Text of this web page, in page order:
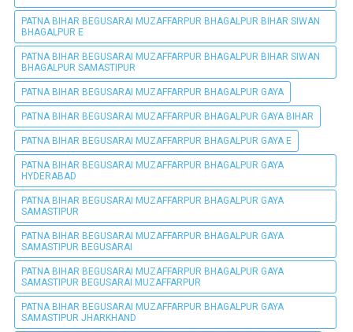
PATNA BIHAR BEGUSARAI MUZAFFARPUR BHAGALPUR BIHAR SIWAN
BHAGALPUR E
PATNA BIHAR BEGUSARAI MUZAFFARPUR BHAGALPUR BIHAR SIWAN
BHAGALPUR SAMASTIPUR
PATNA BIHAR BEGUSARAI MUZAFFARPUR BHAGALPUR GAYA
PATNA BIHAR BEGUSARAI MUZAFFARPUR BHAGALPUR GAYA BIHAR
PATNA BIHAR BEGUSARAI MUZAFFARPUR BHAGALPUR GAYA E
PATNA BIHAR BEGUSARAI MUZAFFARPUR BHAGALPUR GAYA
HYDERABAD
PATNA BIHAR BEGUSARAI MUZAFFARPUR BHAGALPUR GAYA
SAMASTIPUR
PATNA BIHAR BEGUSARAI MUZAFFARPUR BHAGALPUR GAYA
SAMASTIPUR BEGUSARAI
PATNA BIHAR BEGUSARAI MUZAFFARPUR BHAGALPUR GAYA
SAMASTIPUR BEGUSARAI MUZAFFARPUR
PATNA BIHAR BEGUSARAI MUZAFFARPUR BHAGALPUR GAYA
SAMASTIPUR JHARKHAND